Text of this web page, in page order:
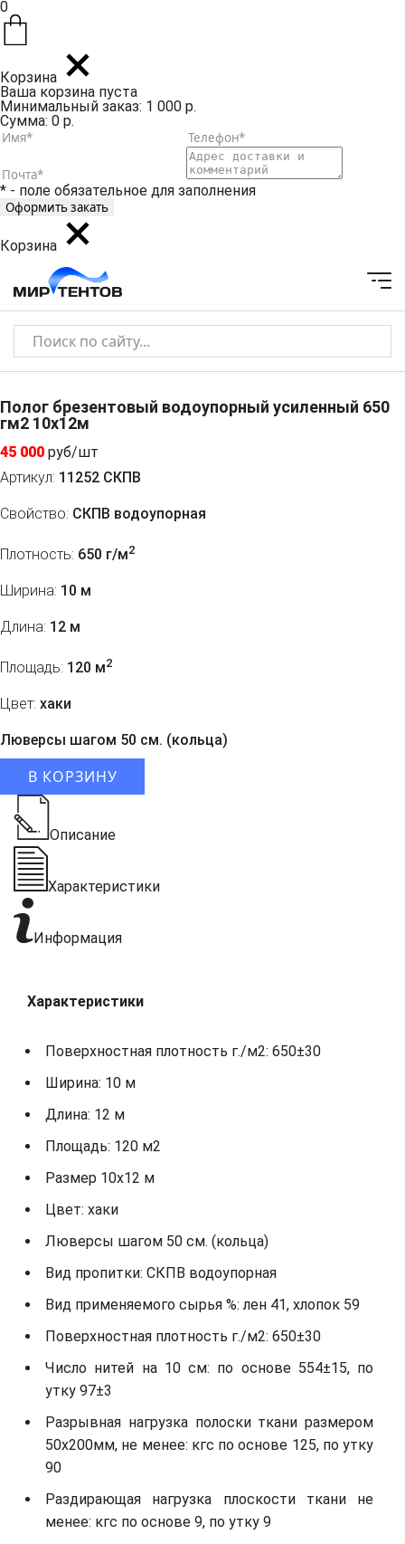
0
Корзина
Ваша корзина пуста
Минимальный заказ: 1 000 р.
Сумма: 0 р.
* - поле обязательное для заполнения
Корзина
Полог брезентовый водоупорный усиленный 650
гм2 10x12м
45 000 руб/шт
Артикул: 11252 СКПВ
Свойство: СКПВ водоупорная
Плотность: 650 г/м2
Ширина: 10 м
Длина: 12 м
Площадь: 120 м2
Цвет: хаки
Люверсы шагом 50 см. (кольца)
В КОРЗИНУ
Описание
Характеристики
Информация
Характеристики
Поверхностная плотность г./м2: 650±30
Ширина: 10 м
Длина: 12 м
Площадь: 120 м2
Размер 10х12 м
Цвет: хаки
Люверсы шагом 50 см. (кольца)
Вид пропитки: СКПВ водоупорная
Вид применяемого сырья %: лен 41, хлопок 59
Поверхностная плотность г./м2: 650±30
Число нитей на 10 см: по основе 554±15, по
утку 97±3
Разрывная нагрузка полоски ткани размером
50х200мм, не менее: кгс по основе 125, по утку
90
Раздирающая нагрузка плоскости ткани не
менее: кгс по основе 9, по утку 9